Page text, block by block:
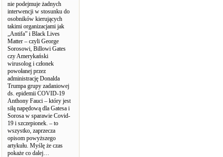
nie podejmuje żadnych
interwencji w stosunku do
osobników kierujących
takimi organizacjami jak
„Antifa” i Black Lives
Matter – czyli George
Sorosowi, Billowi Gates
czy Amerykański
wirusolog i członek
powołanej przez
administrację Donalda
Trumpa grupy zadaniowej
ds. epidemii COVID-19
Anthony Fauci – który jest
siłą napędową dla Gatesa i
Sorosa w sparawie Covid-
19 i szczepionek. – to
wszystko, zaprzecza
opisom powyższego
artykułu. Myślę że czas
pokaże co dalej…